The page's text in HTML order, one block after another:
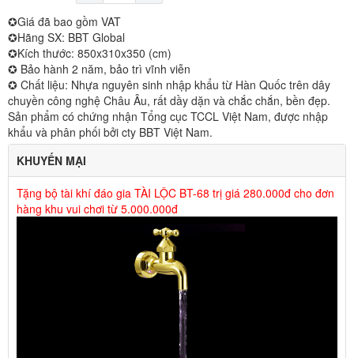
✪Giá đã bao gồm VAT
✪Hãng SX: BBT Global
✪Kích thước: 850x310x350 (cm)
✪ Bảo hành 2 năm, bảo trì vĩnh viễn
✪ Chất liệu: Nhựa nguyên sinh nhập khẩu từ Hàn Quốc trên dây
chuyền công nghệ Châu Âu, rất dầy dặn và chắc chắn, bền đẹp.
Sản phẩm có chứng nhận Tổng cục TCCL Việt Nam, được nhập
khẩu và phân phối bởi cty BBT Việt Nam.
KHUYẾN MẠI
Tặng bộ tài khí đáo gia TÀI LỘC BT-68 trị giá 280.000đ cho đơn
hàng khu vui chơi từ 5.000.000đ